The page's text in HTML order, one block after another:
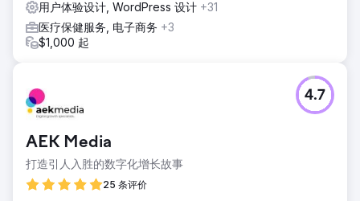
用户体验设计, WordPress 设计 +31
医疗保健服务, 电子商务 +3
$1,000 起
AEK Media
打造引人入胜的数字化增长故事
25 条评价
4.7